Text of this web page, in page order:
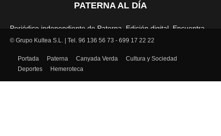
PATERNA AL DÍA
Periódico independiente de Paterna. Edición digital. Encuentra
cada mes en tu punto habitual nuestra edición impresa. Más de
© Grupo Kultea S.L. | Tel. 96 136 56 73 - 699 17 22 22
Portada Paterna Canyada Verda
Cultura y Sociedad
Deportes
Hemeroteca